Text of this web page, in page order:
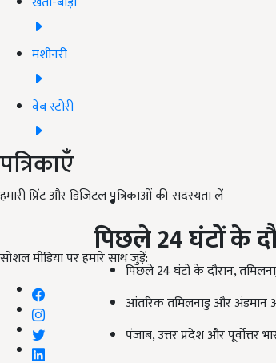
मशीनरी
वेब स्टोरी
पत्रिकाएँ
हमारी प्रिंट और डिजिटल पत्रिकाओं की सदस्यता लें
सोशल मीडिया पर हमारे साथ जुड़ें:
पिछले 24घंटों के
पिछले 24 घंटों के दौरान,
आंतरिक तमिलनाडु और अंडमान
पंजाब, उत्तर प्रदेश और पूर्वोत्तर